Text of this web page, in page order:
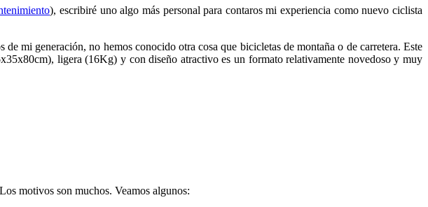
), escribiré uno algo más personal para contaros mi experiencia como nuevo ciclista
mi generación, no hemos conocido otra cosa que bicicletas de montaña o de carretera. Este
ligera (16Kg) y con diseño atractivo es un formato relativamente novedoso y muy
motivos son muchos. Veamos algunos: